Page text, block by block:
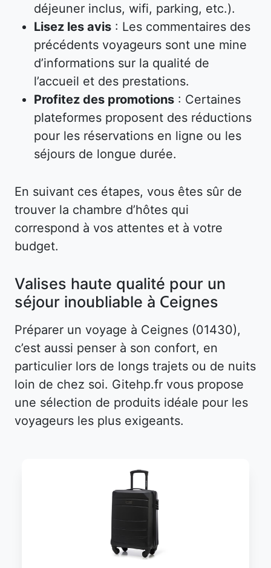
déjeuner inclus, wifi, parking, etc.).
Lisez les avis : Les commentaires des
précédents voyageurs sont une mine
d’informations sur la qualité de
l’accueil et des prestations.
Profitez des promotions : Certaines
plateformes proposent des réductions
pour les réservations en ligne ou les
séjours de longue durée.
En suivant ces étapes, vous êtes sûr de
trouver la chambre d’hôtes qui
correspond à vos attentes et à votre
budget.
Valises haute qualité pour un
séjour inoubliable à Ceignes
Préparer un voyage à Ceignes (01430),
c’est aussi penser à son confort, en
particulier lors de longs trajets ou de nuits
loin de chez soi. Gitehp.fr vous propose
une sélection de produits idéale pour les
voyageurs les plus exigeants.